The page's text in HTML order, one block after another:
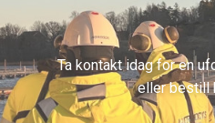
Ta kontakt idag for en
eller bestill